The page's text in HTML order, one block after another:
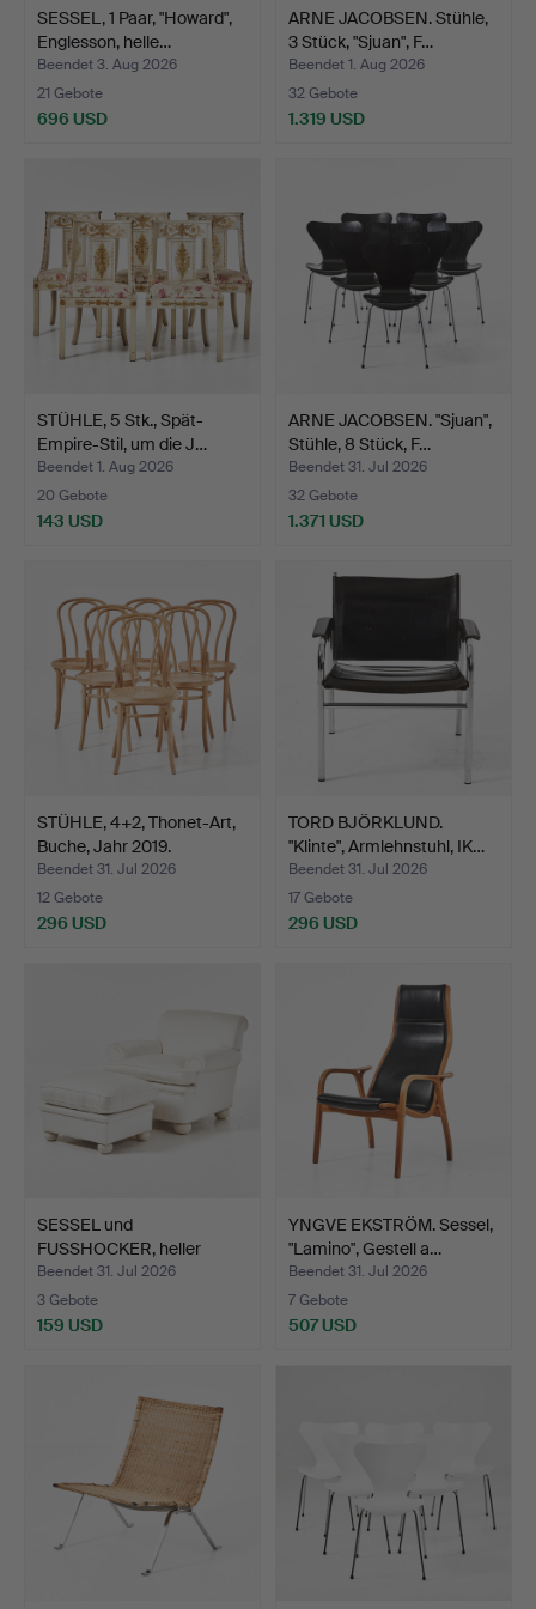
SESSEL, 1 Paar, "Howard",
Englesson, helle…
Beendet 3. Aug 2026
21 Gebote
696 USD
ARNE JACOBSEN. Stühle,
3 Stück, "Sjuan", F…
Beendet 1. Aug 2026
32 Gebote
1.319 USD
STÜHLE, 5 Stk., Spät-
Empire-Stil, um die J…
Beendet 1. Aug 2026
20 Gebote
143 USD
ARNE JACOBSEN. "Sjuan",
Stühle, 8 Stück, F…
Beendet 31. Jul 2026
32 Gebote
1.371 USD
STÜHLE, 4+2, Thonet-Art,
Buche, Jahr 2019.
Beendet 31. Jul 2026
12 Gebote
296 USD
TORD BJÖRKLUND.
"Klinte", Armlehnstuhl, IK…
Beendet 31. Jul 2026
17 Gebote
296 USD
SESSEL und
FUSSHOCKER, heller
Textilbezug,…
Beendet 31. Jul 2026
3 Gebote
159 USD
YNGVE EKSTRÖM. Sessel,
"Lamino", Gestell a…
Beendet 31. Jul 2026
7 Gebote
507 USD